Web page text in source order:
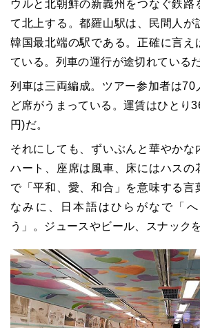
ウルと北朝鮮の新義州をつなぐ鉄路
て北上する。都羅山駅は、民間人が
韓国最北端の駅である。正確に言え
ている。列車の運行が途切れている
列車は三両編成。ツアー参加者は70
ど席がうまっている。運賃はひとり
円)だ。
それにしても、ずいぶんと華やかな
ハート、座席は風車、床にはハスの
で「平和、愛、和合」を意味する言
なみに、日本語はひらがなで「
う」。ジュースやビール、スナック